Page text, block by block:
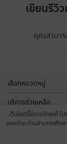
เขียนรีวิ
คุณสามา
เลือกหมวดหมู่
บริการช่วยเหลือ
เกี่ยวกับเรา
เว็บไซต์นี้มีการใช้คุกกี้ โ
ของท่าน ท่านสามารถศึก